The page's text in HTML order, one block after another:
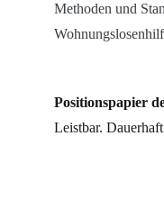
Methoden und
Positionspapier
Leistbar.